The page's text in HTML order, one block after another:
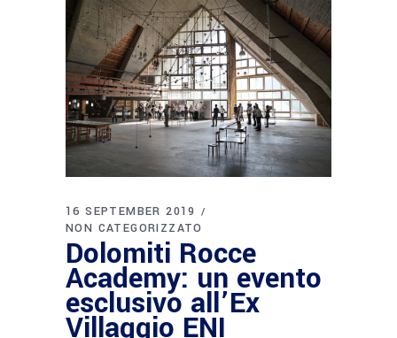
16 SEPTEMBER 2019
NON CATEGORIZZATO
Dolomiti Rocce
Academy: un evento
esclusivo all’Ex
Villaggio ENI